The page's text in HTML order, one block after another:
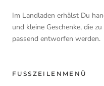
Im Landladen erhälst Du
und kleine Geschenke, die
passend entworfen werden.
FUSSZEILENMENÜ